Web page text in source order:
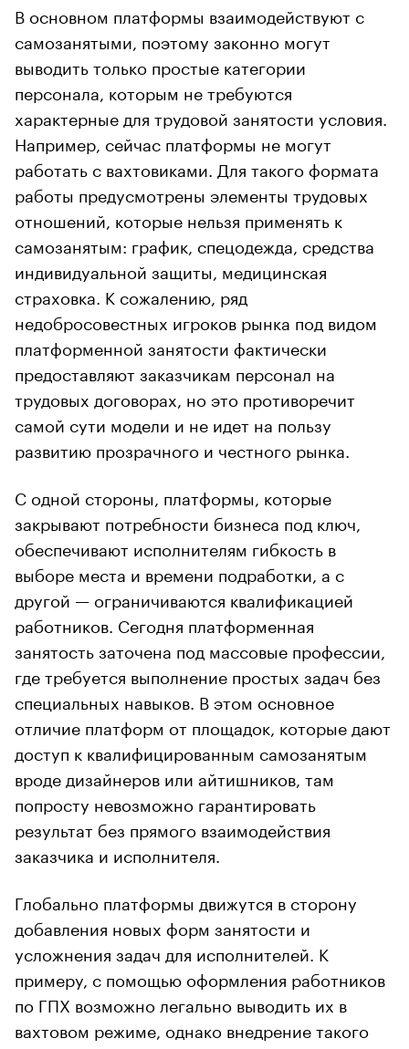
В основном платформы взаимодействуют с
самозанятыми, поэтому законно могут
выводить только простые категории
персонала, которым не требуются
характерные для трудовой занятости условия.
Например, сейчас платформы не могут
работать с вахтовиками. Для такого формата
работы предусмотрены элементы трудовых
отношений, которые нельзя применять к
самозанятым: график, спецодежда, средства
индивидуальной защиты, медицинская
страховка. К сожалению, ряд
недобросовестных игроков рынка под видом
платформенной занятости фактически
предоставляют заказчикам персонал на
трудовых договорах, но это противоречит
самой сути модели и не идет на пользу
развитию прозрачного и честного рынка.
С одной стороны, платформы, которые
закрывают потребности бизнеса под ключ,
обеспечивают исполнителям гибкость в
выборе места и времени подработки, а с
другой — ограничиваются квалификацией
работников. Сегодня платформенная
занятость заточена под массовые профессии,
где требуется выполнение простых задач без
специальных навыков. В этом основное
отличие платформ от площадок, которые дают
доступ к квалифицированным самозанятым
вроде дизайнеров или айтишников, там
попросту невозможно гарантировать
результат без прямого взаимодействия
заказчика и исполнителя.
Глобально платформы движутся в сторону
добавления новых форм занятости и
усложнения задач для исполнителей. К
примеру, с помощью оформления работников
по ГПХ возможно легально выводить их в
вахтовом режиме, однако внедрение такого